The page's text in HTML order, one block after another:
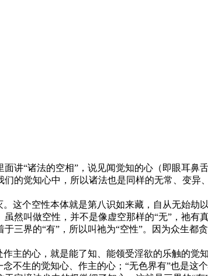
讲“诸法的空相”，说见闻觉知的心（即眼耳鼻
的觉知心中，所以诸法也是同样的无常、变异
这个空性本体就是第八识如来藏，自从无始劫
然叫做空性，并不是像虚空那样的“无”，祂有
三界的“有”，所以叫祂为“空性”。因为众生都
主的心，就是能了知、能领受淫欲的乐触的觉
不生的觉知心、作主的心；“无色界有”也是这